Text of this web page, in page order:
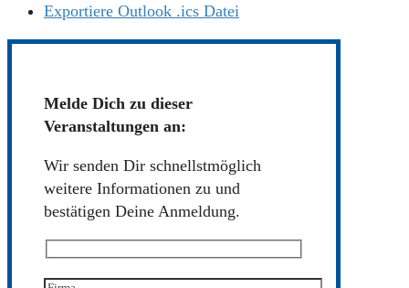
Exportiere Outlook .ics Datei
Melde Dich zu dieser
Veranstaltungen an:
Wir senden Dir schnellstmöglich
weitere Informationen zu und
bestätigen Deine Anmeldung.